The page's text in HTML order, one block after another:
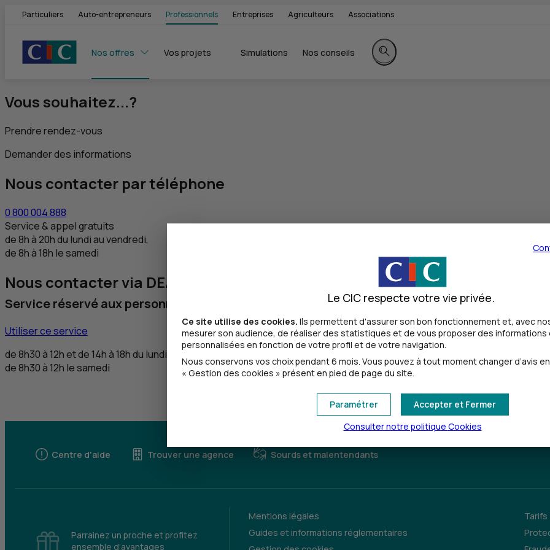
Particuliers Auto-entrepreneurs Professionnels Entreprises Agriculteurs Associations
Nos offres Vos projets Simulations Nos conseils
Rechercher sur le site
Vous souhaitez...?
Prendre rendez-vous
Demander des informations
Nous contacter par téléphone
0 800 004 888
Service & appel gratuits
de 8h à 20h du lundi au vendredi,
de 8h à 18h le samedi
Nous contacter via DEAFI
Service réservé aux personnes sourdes et malentendantes
Utiliser ce service
de 8h30 à 12h et de 14h à 18h du lundi au vendredi,
de 8h30 à 12h le samedi
Centre d'aide Trouver une agence Sourds et malentendants
Parrainez un proche et profitez
ensemble d’avantages
Mentions légales
Guides et informations réglementaires
Le CIC respecte votre vie privée.
Ce site utilise des cookies. Ils permettent d'assurer son bon fonctionnement et, avec
mesurer son audience, de réaliser des statistiques et de vous proposer des informations
personnalisées en fonction de votre profil et de votre navigation.
Nous conservons vos choix pendant 6 mois. Vous pouvez à tout moment changer d’avis
« Gestion des cookies » présent en pied de page du site.
Accepter et Fermer
Paramétrer
Consulter notre politique Cookies